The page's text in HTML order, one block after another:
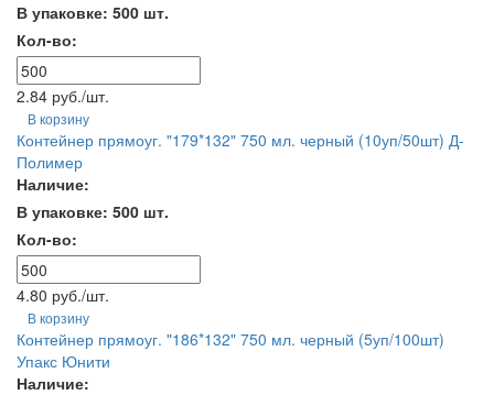
В упаковке: 500 шт.
Кол-во:
2.84 руб./шт.
В корзину
Контейнер прямоуг. "179*132" 750 мл. черный (10уп/50шт) Д-
Полимер
Наличие:
В упаковке: 500 шт.
Кол-во:
4.80 руб./шт.
В корзину
Контейнер прямоуг. "186*132" 750 мл. черный (5уп/100шт)
Упакс Юнити
Наличие: